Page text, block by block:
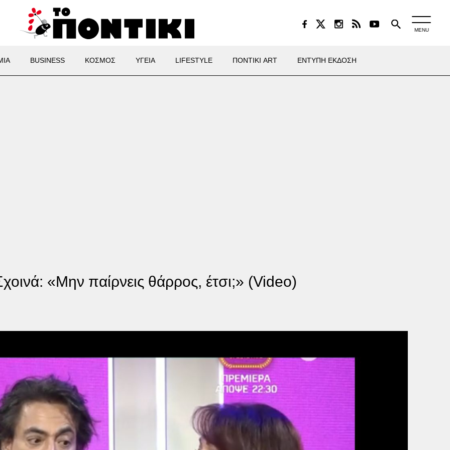
MENU
BUSINESS ΚΟΣΜΟΣ ΥΓΕΙΑ LIFESTYLE ΠΟΝΤΙΚΙ ART ΕΝΤΥΠΗ ΕΚΔΟΣΗ
«Μην παίρνεις θάρρος, έτσι;» (Video)